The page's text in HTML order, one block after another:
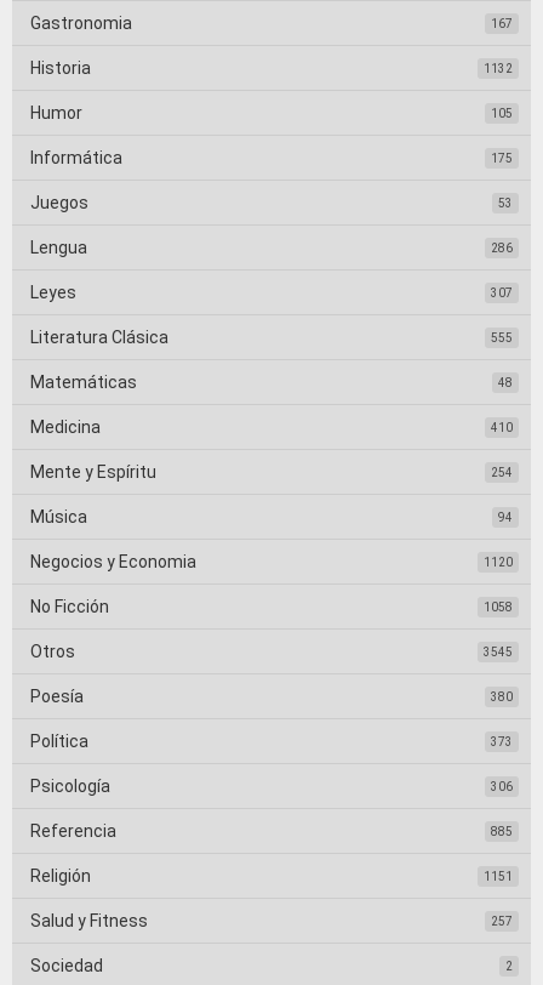
Gastronomia 167
Historia 1132
Humor 105
Informática 175
Juegos 53
Lengua 286
Leyes 307
Literatura Clásica 555
Matemáticas 48
Medicina 410
Mente y Espíritu 254
Música 94
Negocios y Economia 1120
No Ficción 1058
Otros 3545
Poesía 380
Política 373
Psicología 306
Referencia 885
Religión 1151
Salud y Fitness 257
Sociedad 2